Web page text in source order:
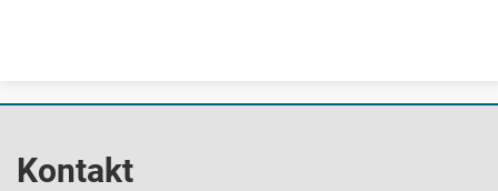
Kontakt